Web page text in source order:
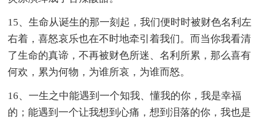
15、生命从诞生的那一刻起，我们便时时被财色名利左
右着，喜怒哀乐也在不时地牵引着我们。而当你我看清
了生命的真谛，不再被财色所迷、名利所累，那么喜有
何欢，累为何物，为谁所哀，为谁而怒。
16、一生之中能遇到一个知我、懂我的你，我是幸福
的；能遇到一个让我想到心痛，想到泪落的你，我也是